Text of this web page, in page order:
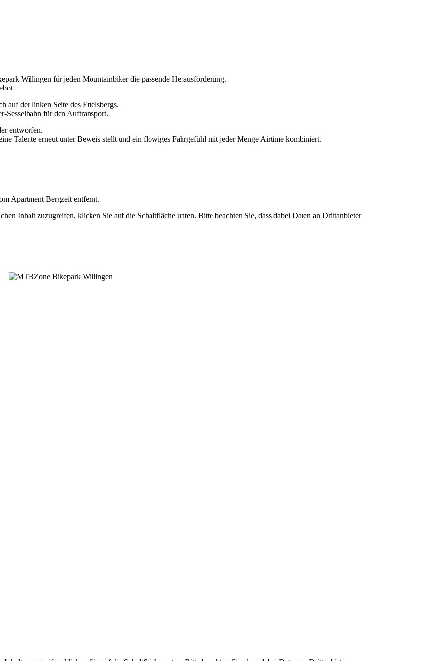
Willingen für jeden Mountainbiker die passende Herausforderung.
auf der linken Seite des Ettelsbergs.
Sesselbahn für den Auftransport.
entworfen.
Talente erneut unter Beweis stellt und ein flowiges Fahrgefühl mit jeder Menge Airtime kombiniert.
Apartment Bergzeit entfernt.
Inhalt zuzugreifen, klicken Sie auf die Schaltfläche unten. Bitte beachten Sie, dass dabei Daten an Drittanbieter